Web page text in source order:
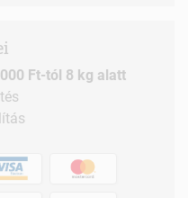
Ft-tól 8 kg alatt